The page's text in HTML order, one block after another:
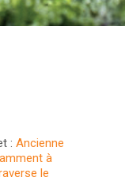
: Ancienne
à
le